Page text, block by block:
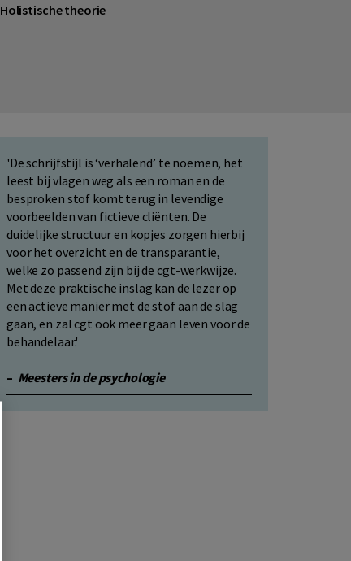
Holistische theorie
'De schrijfstijl is ‘verhalend’ te noemen, het
leest bij vlagen weg als een roman en de
besproken stof komt terug in levendige
voorbeelden van fictieve cliënten. De
duidelijke structuur en kopjes zorgen hierbij
voor het overzicht en de transparantie,
welke zo passend zijn bij de cgt-werkwijze.
Met deze praktische inslag kan de lezer op
een actieve manier met de stof aan de slag
gaan, en zal cgt ook meer gaan leven voor de
behandelaar.'
– Meesters in de psychologie